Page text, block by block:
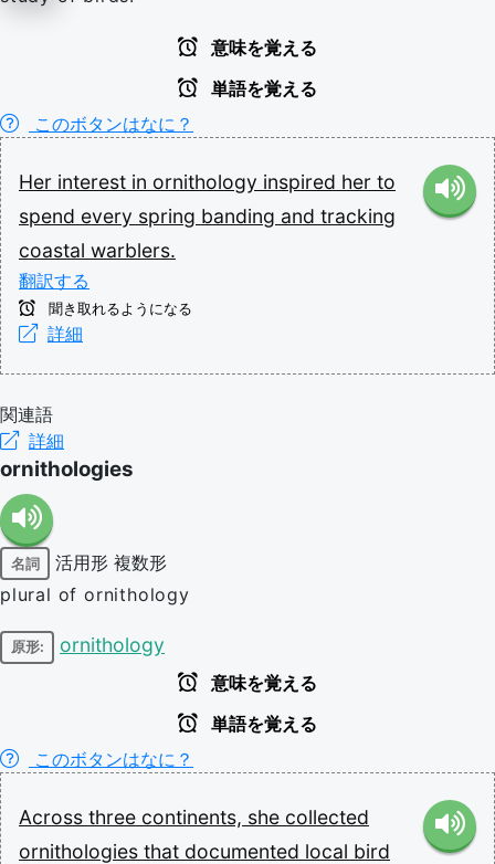
意味を覚える
単語を覚える
このボタンはなに？
Her interest in ornithology inspired her to
spend every spring banding and tracking
coastal warblers.
翻訳する
聞き取れるようになる
詳細
関連語
詳細
ornithologies
名詞 活用形 複数形
plural of ornithology
原形: ornithology
意味を覚える
単語を覚える
このボタンはなに？
Across three continents, she collected
ornithologies that documented local bird